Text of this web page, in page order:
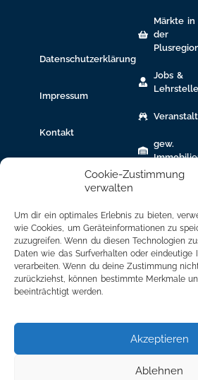
Cookie-Zustimmung
verwalten
Um dir ein optimales Erlebnis zu bieten,
wie Cookies, um Geräteinformationen zu
zuzugreifen. Wenn du diesen Technologien
Daten wie das Surfverhalten oder eindeutige
verarbeiten. Wenn du deine Zustimmung
zurückziehst, können bestimmte Merkmale
beeinträchtigt werden.
Akzeptieren
Ablehnen
Datenschutzerklärung
Impressum
Kontakt
Märkte in
der
Jobs &
gew.
Mitglied
werden